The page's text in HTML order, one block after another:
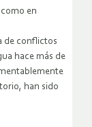
en
de conflictos
hace más de
han sido